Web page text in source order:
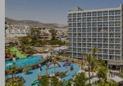
Turks
bad
Fuengirola
makkelijk
te
bereiken